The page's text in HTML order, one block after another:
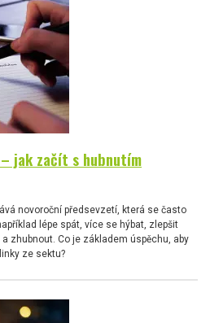
jak začít s hubnutím
novoroční předsevzetí, která se často
lépe spát, více se hýbat, zlepšit
zhubnout. Co je základem úspěchu, aby
ze sektu?